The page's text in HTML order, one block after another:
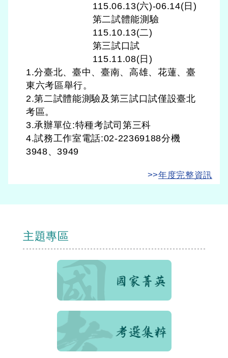
115.06.13(六)-06.14(日)
第二試體能測驗
115.10.13(二)
第三試口試
115.11.08(日)
1.分臺北、臺中、臺南、高雄、花蓮、臺
東六考區舉行。
2.第二試體能測驗及第三試口試僅設臺北
考區。
3.承辦單位:特種考試司第三科
4.試務工作室電話:02-22369188分機
3948、3949
>>年度完整資訊
主題專區